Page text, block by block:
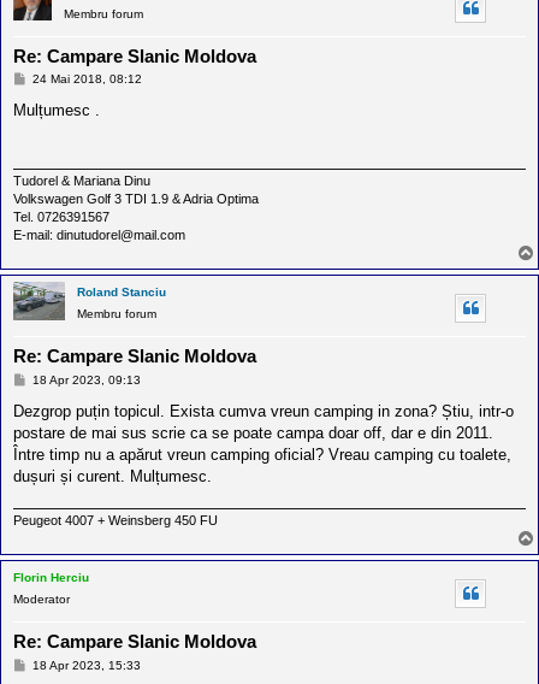
Membru forum
Re: Campare Slanic Moldova
M
s
24 Mai 2018, 08:12
Mulțumesc .
Tudorel & Mariana Dinu
Volkswagen Golf 3 TDI 1.9 & Adria Optima
Tel. 0726391567
E-mail: dinutudorel@mail.com
Roland Stanciu
Membru forum
Re: Campare Slanic Moldova
M
s
j
18 Apr 2023, 09:13
Dezgrop puțin topicul. Exista cumva vreun camping in zona? Știu, intr-o
postare de mai sus scrie ca se poate campa doar off, dar e din 2011.
Între timp nu a apărut vreun camping oficial? Vreau camping cu toalete,
dușuri și curent. Mulțumesc.
Peugeot 4007 + Weinsberg 450 FU
Florin Herciu
Moderator
Re: Campare Slanic Moldova
M18 Apr 2023, 15:33